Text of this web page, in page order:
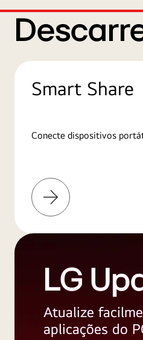
Smart Share
Conecte dispositivos
Saiba
mais
LG
Atualize
aplicações do